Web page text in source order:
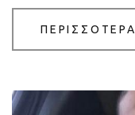
ΠΕΡΙΣΣΟΤΕΡΑ